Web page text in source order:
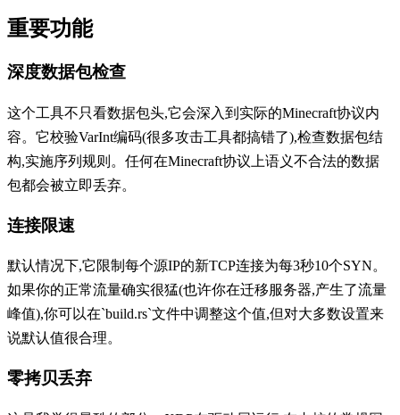
重要功能
深度数据包检查
这个工具不只看数据包头,它会深入到实际的Minecraft协议内
容。它校验VarInt编码(很多攻击工具都搞错了),检查数据包结
构,实施序列规则。任何在Minecraft协议上语义不合法的数据
包都会被立即丢弃。
连接限速
默认情况下,它限制每个源IP的新TCP连接为每3秒10个SYN。
如果你的正常流量确实很猛(也许你在迁移服务器,产生了流量
峰值),你可以在`build.rs`文件中调整这个值,但对大多数设置来
说默认值很合理。
零拷贝丢弃